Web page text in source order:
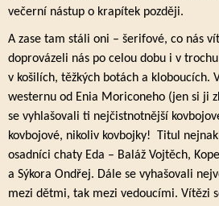
večerní nástup o krapítek později.
A zase tam stáli oni – šerifové, co nás
doprovázeli nás po celou dobu i v
v košilích, těžkých botách a kloboucích.
westernu od Enia Moriconeho (jen si ji
se vyhlašovali ti nejčistnotnější
kovbojové, nikoliv kovbojky! Titul
osadníci chaty Eda – Baláž Vojtěch,
a Sýkora Ondřej. Dále se vyhašovali
mezi dětmi, tak mezi vedoucími. Vítězi